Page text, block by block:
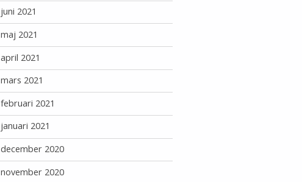
juni 2021
maj 2021
april 2021
mars 2021
februari 2021
januari 2021
december 2020
november 2020